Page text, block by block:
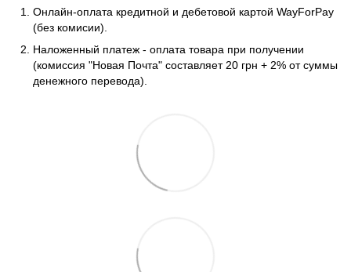
Онлайн-оплата кредитной и дебетовой картой WayForPay
(без комисии).
Наложенный платеж - оплата товара при получении
(комиссия "Новая Почта" составляет 20 грн + 2% от суммы
денежного перевода).